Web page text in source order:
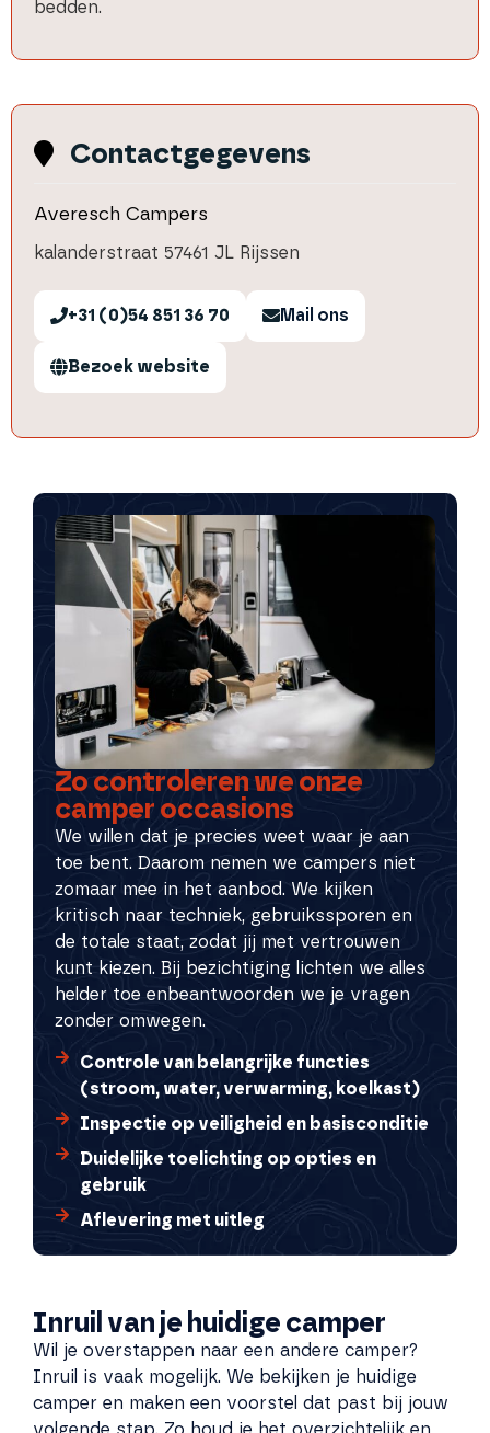
bedden.
Contactgegevens
Averesch Campers
kalanderstraat 57461 JL Rijssen
+31 (0)54 851 36 70 Mail ons
Bezoek website
Zo controleren we onze
camper occasions
We willen dat je precies weet waar je aan
toe bent. Daarom nemen we campers niet
zomaar mee in het aanbod. We kijken
kritisch naar techniek, gebruikssporen en
de totale staat, zodat jij met vertrouwen
kunt kiezen. Bij bezichtiging lichten we alles
helder toe en beantwoorden we je vragen
zonder omwegen.
Controle van belangrijke functies
(stroom, water, verwarming, koelkast)
Inspectie op veiligheid en basisconditie
Duidelijke toelichting op opties en
gebruik
Aflevering met uitleg
Inruil van je huidige camper
Wil je overstappen naar een andere camper?
Inruil is vaak mogelijk. We bekijken je huidige
camper en maken een voorstel dat past bij jouw